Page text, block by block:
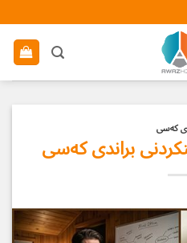
كەسی
براندی كەسی